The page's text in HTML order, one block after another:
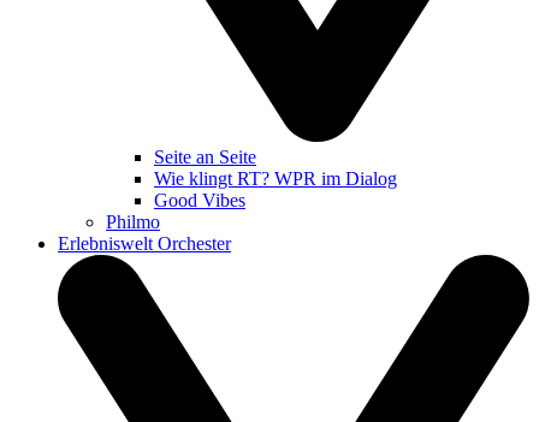
Seite an Seite
Wie klingt RT? WPR im Dialog
Good Vibes
Philmo
Erlebniswelt Orchester